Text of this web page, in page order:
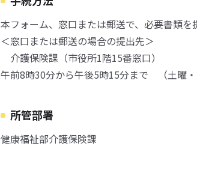
本フォーム、窓口または郵送で、必要書類を
＜窓口または郵送の場合の提出先＞
介護保険課（市役所1階15番窓口）
午前8時30分から午後5時15分まで （土曜・
所管部署
健康福祉部介護保険課